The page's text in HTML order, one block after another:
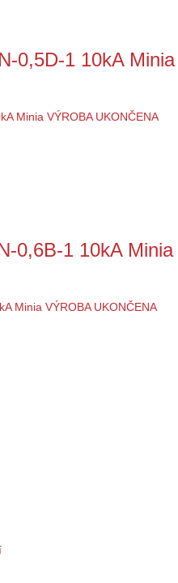
0,5D-1 10kA
0,6B-1 10kA